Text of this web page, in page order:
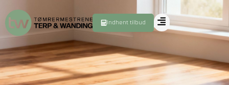
Indhent tilbud